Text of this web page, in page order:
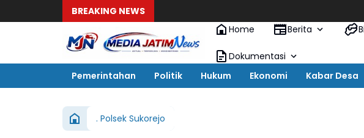
BREAKING NEWS
Home
Berita
Dokumentasi
Pemerintahan
Politik Hukum Ekonomi Kabar Desa
. Polsek Sukorejo